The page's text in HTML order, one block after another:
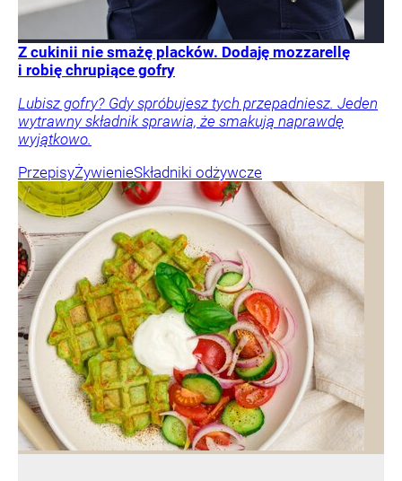
Z cukinii nie smażę placków. Dodaję mozzarellę
i robię chrupiące gofry
Lubisz gofry? Gdy spróbujesz tych przepadniesz. Jeden
wytrawny składnik sprawia, że smakują naprawdę
wyjątkowo.
PrzepisyŻywienieSkładniki odżywcze